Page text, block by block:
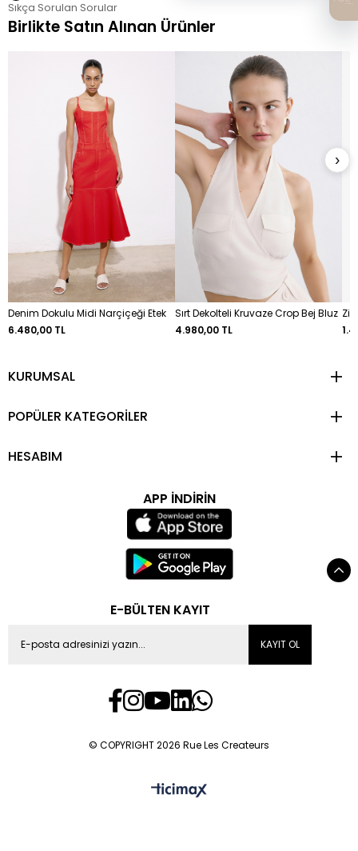
Sıkça Sorulan Sorular
Birlikte Satın Alınan Ürünler
Denim Dokulu Midi Narçiçeği Etek
6.480,00 TL
Sırt Dekolteli Kruvaze Crop Bej Bluz
4.980,00 TL
›
KURUMSAL
POPÜLER KATEGORİLER
HESABIM
APP İNDİRİN
E-BÜLTEN KAYIT
KAYIT OL
© COPYRIGHT 2026 Rue Les Createurs